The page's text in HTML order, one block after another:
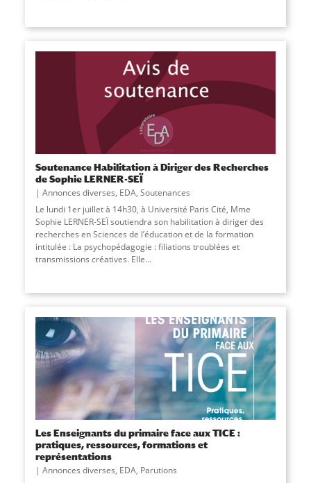
Soutenance Habilitation à Diriger des Recherches
de Sophie LERNER-SEÏ
Annonces diverses, EDA, Soutenances
Le lundi 1er juillet à 14h30, à Université Paris Cité, Mme
Sophie LERNER-SEÏ soutiendra son habilitation à diriger des
recherches en Sciences de l’éducation et de la formation
intitulée : La psychopédagogie : filiations troublées et
transmissions créatives. Elle...
Les Enseignants du primaire face aux TICE :
pratiques, ressources, formations et
représentations
Annonces diverses, EDA, Parutions